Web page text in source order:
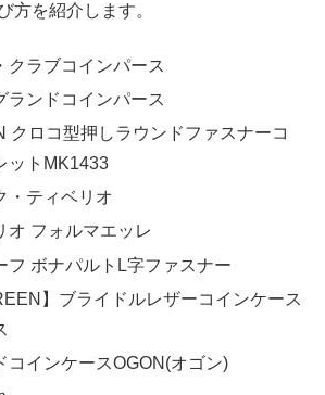
方を紹介します。
クラブコインパース
ランドコインパース
クロコ型押しラウンドファスナーコ
ットMK1433
・ティベリオ
オ フォルマエッレ
フ ボナパルトL字ファスナー
】ブライドルレザーコインケース
コインケースOGON(オゴン)